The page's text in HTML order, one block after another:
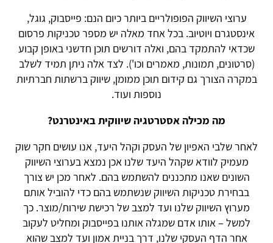
ערוצי השיווק הפופולריים ביותר כיום הנם: פייסבוק, גוגל,
אינסטגרם ויוטיוב. בכל אחד מאלה יש מספר טכניקות פרסום
שכדאי להתמקד בהם, ואלה דורשים תוכן חדשני באופן קבוע
(סרטונים, תמונות, מאמרים וכו'). לצד אלה ניתן תמיד לשלב
במקרה הצורך גם קידום תוכן ממומן, שיווק ברשתות חברתיות
נוספות ועוד.
מה מכילה אסטרטגיה שיווקית באינטרנט?
לאחר שלבי האפיון של העסק וקהל היעד, אנו עושים חקר שוק
מעמיק לוודא שקהל היעד שלנו אכן נמצא בערוצי השיווק
השונים שאנו מתכננים להשתמש בהם. לאחר מכן יש צורך
בבחירת טכניקות השיווק שנשתמש בהם כדי להוביל אותם
מערוץ השיווק שלנו ועד למצב של רכישת שירות/מוצר. כך
למשל – אותו אדם שמגלה אותנו בפייסבוק ומחליט לעקוב
אחר הדף העסקי שלנו, דרך בניית אמון ועד למצב שהוא